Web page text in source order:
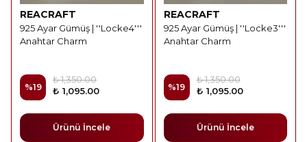
REACRAFT
925 Ayar Gümüş | ''Locke4'''
Anahtar Charm
%19
₺ 1,350.00
₺ 1,095.00
Ürünü İncele
REACRAFT
925 Ayar Gümüş | ''Locke3'''
Anahtar Charm
%19
₺ 1,350.00
₺ 1,095.00
Ürünü İncele